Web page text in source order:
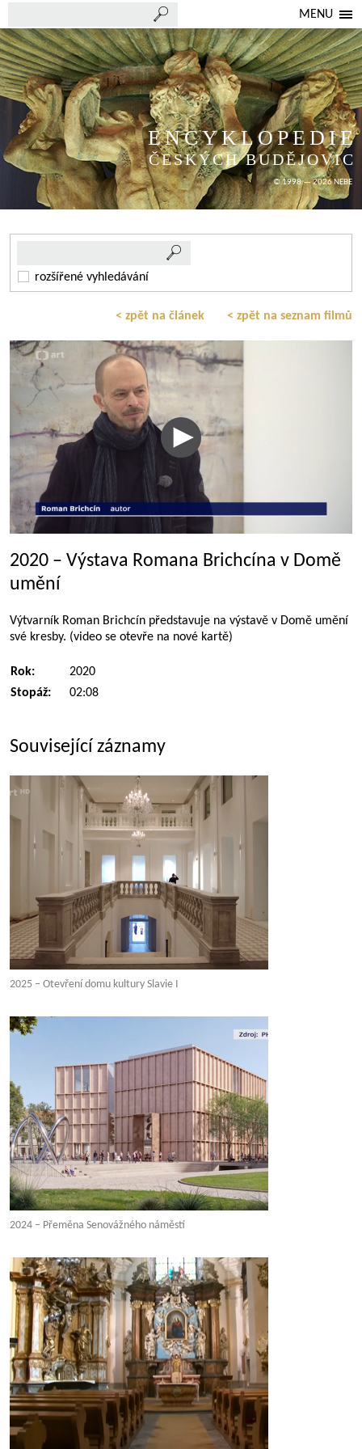
MENU
ENCYKLOPEDIE
ČESKÝCH BUDĚJOVIC
© 1998 — 2026 NEBE
rozšířené vyhledávání
< zpět na článek < zpět na seznam filmů
2020 – Výstava Romana Brichcína v Domě
umění
Výtvarník Roman Brichcín představuje na výstavě v Domě umění
své kresby. (video se otevře na nové kartě)
Rok:
2020
Stopáž:
02:08
Související záznamy
2025 – Otevření domu kultury Slavie I
2024 – Přeměna Senovážného náměstí